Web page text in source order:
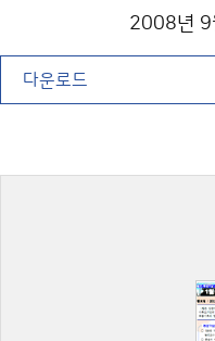
2008년 9
다운로드